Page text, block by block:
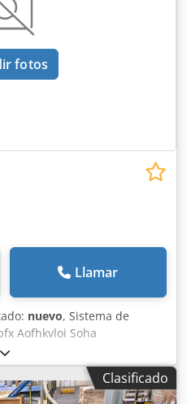
cromadas. Chjdszmmr
PLC. Potencia del motor
29,50 kW.
de entrada: 1,50 kW.
de corte: 3,00 kW.
fotos
Llamar
nuevo, Sistema de
Aofhkvloi Soha
Clasificado